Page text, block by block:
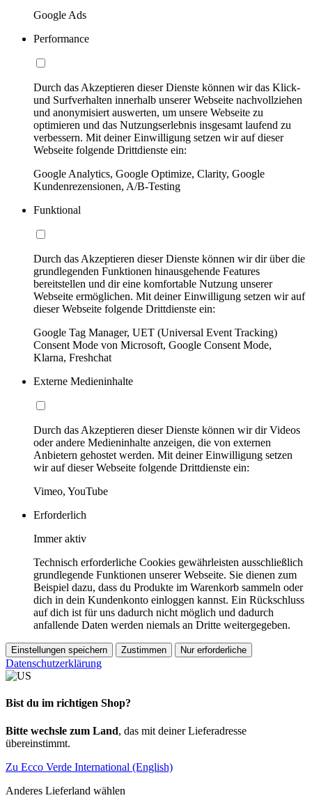
Google Ads
Performance
Durch das Akzeptieren dieser Dienste können wir das Klick-
und Surfverhalten innerhalb unserer Webseite nachvollziehen
und anonymisiert auswerten, um unsere Webseite zu
optimieren und das Nutzungserlebnis insgesamt laufend zu
verbessern. Mit deiner Einwilligung setzen wir auf dieser
Webseite folgende Drittdienste ein:
Google Analytics, Google Optimize, Clarity, Google
Kundenrezensionen, A/B-Testing
Funktional
Durch das Akzeptieren dieser Dienste können wir dir über die
grundlegenden Funktionen hinausgehende Features
bereitstellen und dir eine komfortable Nutzung unserer
Webseite ermöglichen. Mit deiner Einwilligung setzen wir auf
dieser Webseite folgende Drittdienste ein:
Google Tag Manager, UET (Universal Event Tracking)
Consent Mode von Microsoft, Google Consent Mode,
Klarna, Freshchat
Externe Medieninhalte
Durch das Akzeptieren dieser Dienste können wir dir Videos
oder andere Medieninhalte anzeigen, die von externen
Anbietern gehostet werden. Mit deiner Einwilligung setzen
wir auf dieser Webseite folgende Drittdienste ein:
Vimeo, YouTube
Erforderlich
Immer aktiv
Technisch erforderliche Cookies gewährleisten ausschließlich
grundlegende Funktionen unserer Webseite. Sie dienen zum
Beispiel dazu, dass du Produkte im Warenkorb sammeln oder
dich in dein Kundenkonto einloggen kannst. Ein Rückschluss
auf dich ist für uns dadurch nicht möglich und dadurch
anfallende Daten werden niemals an Dritte weitergegeben.
Einstellungen speichern Zustimmen Nur erforderliche
Datenschutzerklärung
Bist du im richtigen Shop?
Bitte wechsle zum Land, das mit deiner Lieferadresse
übereinstimmt.
Zu Ecco Verde International (English)
Anderes Lieferland wählen